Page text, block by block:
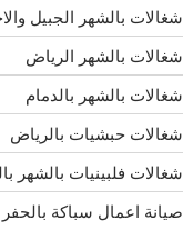
شغالات بالشهر الجبيل
شغالات بالشهر الرياض
شغالات بالشهر بالدمام
شغالات حبشيات بالرياض
شغالات فلبينيات بالشهر
صيانة اعمال سباكة بالحفر